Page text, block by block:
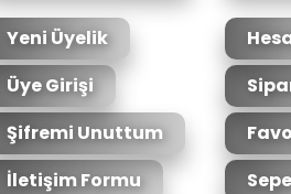
Yeni Üyelik
Üye Girişi
Şifremi Unuttum
İletişim Formu